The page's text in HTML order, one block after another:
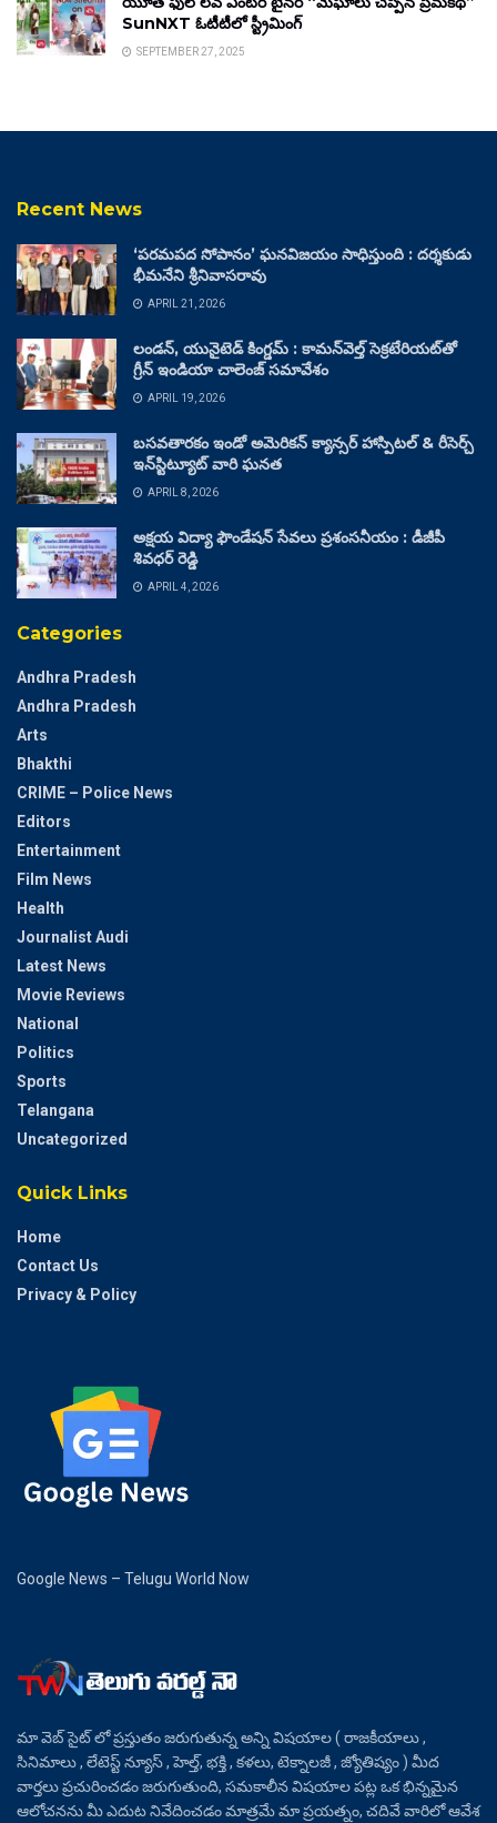
SunNXT ఓటీటీలో స్ట్రీమింగ్
SEPTEMBER 27, 2025
Recent News
‘పరమపద సోపానం’ ఘనవిజయం సాధిస్తుంది : దర్శకుడు
భీమనేని శ్రీనివాసరావు
APRIL 21, 2026
లండన్, యునైటెడ్ కింగ్డమ్ : కామన్‌వెల్త్ సెక్రటేరియట్‌తో
గ్రీన్ ఇండియా చాలెంజ్ సమావేశం
APRIL 19, 2026
బసవతారకం ఇండో అమెరికన్ క్యాన్సర్ హాస్పిటల్ & రీసెర్చ్
ఇన్‌స్టిట్యూట్ వారి ఘనత
APRIL 8, 2026
అక్షయ విద్యా ఫౌండేషన్ సేవలు ప్రశంసనీయం : డీజీపీ
శివధర్ రెడ్డి
APRIL 4, 2026
Categories
Andhra Pradesh
Andhra Pradesh
Arts
Bhakthi
CRIME – Police News
Editors
Entertainment
Film News
Health
Journalist Audi
Latest News
Movie Reviews
National
Politics
Sports
Telangana
Uncategorized
Quick Links
Home
Contact Us
Privacy & Policy
Google News – Telugu World Now
మా వెబ్ సైట్ లో ప్రస్తుతం జరుగుతున్న అన్ని విషయాల ( రాజకీయాలు ,
సినిమాలు , లేటెస్ట్ న్యూస్ , హెల్త్, భక్తి , కళలు, టెక్నాలజీ , జ్యోతిష్యం ) మీద
వార్తలు ప్రచురించడం జరుగుతుంది, సమకాలీన విషయాల పట్ల ఒక భిన్నమైన
ఆలోచనను మీ ఎదుట నివేదించడం మాత్రమే మా ప్రయత్నం, చదివే వారిలో ఆవేశ